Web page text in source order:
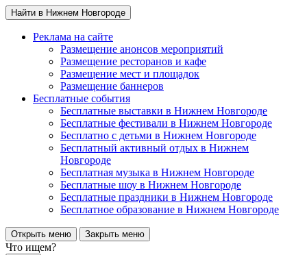
Найти в Нижнем Новгороде
Реклама на сайте
Размещение анонсов мероприятий
Размещение ресторанов и кафе
Размещение мест и площадок
Размещение баннеров
Бесплатные события
Бесплатные выставки в Нижнем Новгороде
Бесплатные фестивали в Нижнем Новгороде
Бесплатно с детьми в Нижнем Новгороде
Бесплатный активный отдых в Нижнем
Новгороде
Бесплатная музыка в Нижнем Новгороде
Бесплатные шоу в Нижнем Новгороде
Бесплатные праздники в Нижнем Новгороде
Бесплатное образование в Нижнем Новгороде
Открыть меню Закрыть меню
Что ищем?